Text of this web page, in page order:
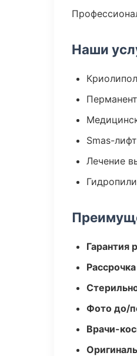
Наши
Smas-
Лечение
Гарантия
Фото до/
Врачи-